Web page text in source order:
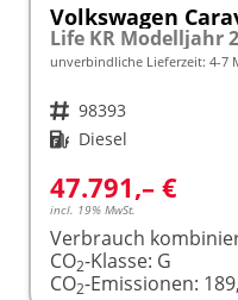
Volkswagen
unverbindliche Lieferzeit: 4-7
Fahrzeugnr. 98393
Kraftstoff Diesel
47.791,– €
incl. 19% MwSt.
Verbrauch
CO2-Klasse: G
CO2-Emissionen: